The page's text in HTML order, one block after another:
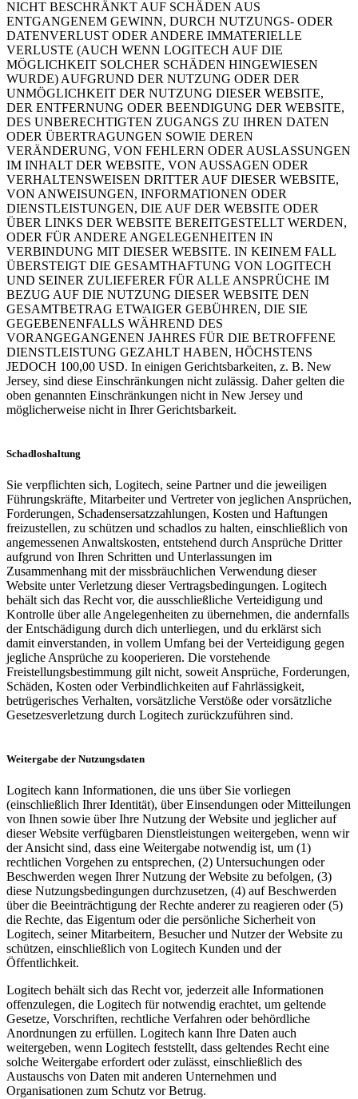
NICHT BESCHRÄNKT AUF SCHÄDEN AUS
ENTGANGENEM GEWINN, DURCH NUTZUNGS- ODER
DATENVERLUST ODER ANDERE IMMATERIELLE
VERLUSTE (AUCH WENN LOGITECH AUF DIE
MÖGLICHKEIT SOLCHER SCHÄDEN HINGEWIESEN
WURDE) AUFGRUND DER NUTZUNG ODER DER
UNMÖGLICHKEIT DER NUTZUNG DIESER WEBSITE,
DER ENTFERNUNG ODER BEENDIGUNG DER WEBSITE,
DES UNBERECHTIGTEN ZUGANGS ZU IHREN DATEN
ODER ÜBERTRAGUNGEN SOWIE DEREN
VERÄNDERUNG, VON FEHLERN ODER AUSLASSUNGEN
IM INHALT DER WEBSITE, VON AUSSAGEN ODER
VERHALTENSWEISEN DRITTER AUF DIESER WEBSITE,
VON ANWEISUNGEN, INFORMATIONEN ODER
DIENSTLEISTUNGEN, DIE AUF DER WEBSITE ODER
ÜBER LINKS DER WEBSITE BEREITGESTELLT WERDEN,
ODER FÜR ANDERE ANGELEGENHEITEN IN
VERBINDUNG MIT DIESER WEBSITE. IN KEINEM FALL
ÜBERSTEIGT DIE GESAMTHAFTUNG VON LOGITECH
UND SEINER ZULIEFERER FÜR ALLE ANSPRÜCHE IM
BEZUG AUF DIE NUTZUNG DIESER WEBSITE DEN
GESAMTBETRAG ETWAIGER GEBÜHREN, DIE SIE
GEGEBENENFALLS WÄHREND DES
VORANGEGANGENEN JAHRES FÜR DIE BETROFFENE
DIENSTLEISTUNG GEZAHLT HABEN, HÖCHSTENS
JEDOCH 100,00 USD. In einigen Gerichtsbarkeiten, z. B. New
Jersey, sind diese Einschränkungen nicht zulässig. Daher gelten die
oben genannten Einschränkungen nicht in New Jersey und
möglicherweise nicht in Ihrer Gerichtsbarkeit.
Schadloshaltung
Sie verpflichten sich, Logitech, seine Partner und die jeweiligen
Führungskräfte, Mitarbeiter und Vertreter von jeglichen Ansprüchen,
Forderungen, Schadensersatzzahlungen, Kosten und Haftungen
freizustellen, zu schützen und schadlos zu halten, einschließlich von
angemessenen Anwaltskosten, entstehend durch Ansprüche Dritter
aufgrund von Ihren Schritten und Unterlassungen im
Zusammenhang mit der missbräuchlichen Verwendung dieser
Website unter Verletzung dieser Vertragsbedingungen. Logitech
behält sich das Recht vor, die ausschließliche Verteidigung und
Kontrolle über alle Angelegenheiten zu übernehmen, die andernfalls
der Entschädigung durch dich unterliegen, und du erklärst sich
damit einverstanden, in vollem Umfang bei der Verteidigung gegen
jegliche Ansprüche zu kooperieren. Die vorstehende
Freistellungsbestimmung gilt nicht, soweit Ansprüche, Forderungen,
Schäden, Kosten oder Verbindlichkeiten auf Fahrlässigkeit,
betrügerisches Verhalten, vorsätzliche Verstöße oder vorsätzliche
Gesetzesverletzung durch Logitech zurückzuführen sind.
Weitergabe der Nutzungsdaten
Logitech kann Informationen, die uns über Sie vorliegen
(einschließlich Ihrer Identität), über Einsendungen oder Mitteilungen
von Ihnen sowie über Ihre Nutzung der Website und jeglicher auf
dieser Website verfügbaren Dienstleistungen weitergeben, wenn wir
der Ansicht sind, dass eine Weitergabe notwendig ist, um (1)
rechtlichen Vorgehen zu entsprechen, (2) Untersuchungen oder
Beschwerden wegen Ihrer Nutzung der Website zu befolgen, (3)
diese Nutzungsbedingungen durchzusetzen, (4) auf Beschwerden
über die Beeinträchtigung der Rechte anderer zu reagieren oder (5)
die Rechte, das Eigentum oder die persönliche Sicherheit von
Logitech, seiner Mitarbeitern, Besucher und Nutzer der Website zu
schützen, einschließlich von Logitech Kunden und der
Öffentlichkeit.
Logitech behält sich das Recht vor, jederzeit alle Informationen
offenzulegen, die Logitech für notwendig erachtet, um geltende
Gesetze, Vorschriften, rechtliche Verfahren oder behördliche
Anordnungen zu erfüllen. Logitech kann Ihre Daten auch
weitergeben, wenn Logitech feststellt, dass geltendes Recht eine
solche Weitergabe erfordert oder zulässt, einschließlich des
Austauschs von Daten mit anderen Unternehmen und
Organisationen zum Schutz vor Betrug.